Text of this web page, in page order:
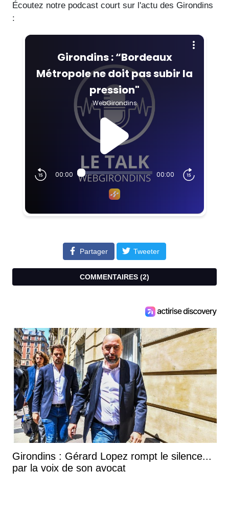
Écoutez notre podcast court sur l'actu des Girondins
:
Partager Tweeter
COMMENTAIRES (2)
Girondins : Gérard Lopez rompt le silence...
par la voix de son avocat